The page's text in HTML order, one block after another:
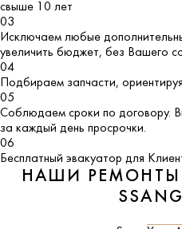
свыше 10 лет
03
Исключаем любые
увеличить бюджет, без Вашего
04
Подбираем запчасти,
05
Соблюдаем сроки по договору.
за каждый день просрочки.
06
Бесплатный эвакуатор для
НАШИ